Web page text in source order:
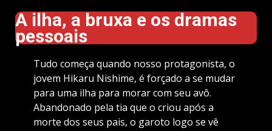
A ilha, a bruxa e os dramas
pessoais
Tudo começa quando nosso protagonista, o
jovem Hikaru Nishime, é forçado a se mudar
para uma ilha para morar com seu avô.
Abandonado pela tia que o criou após a
morte dos seus pais, o garoto logo se vê